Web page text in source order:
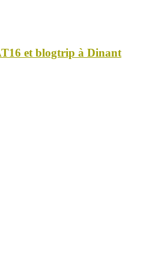
et blogtrip à Dinant